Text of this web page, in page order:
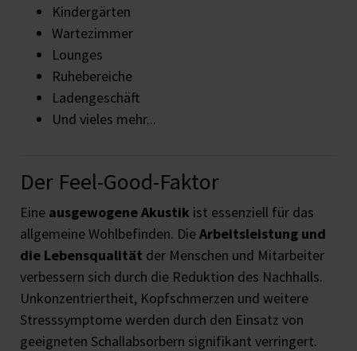
Kindergärten
Wartezimmer
Lounges
Ruhebereiche
Ladengeschäft
Und vieles mehr...
Der Feel-Good-Faktor
Eine ausgewogene Akustik ist essenziell für das
allgemeine Wohlbefinden. DieArbeitsleistung und
die Lebensqualität der Menschen und Mitarbeiter
verbessern sich durch die Reduktion des Nachhalls.
Unkonzentriertheit, Kopfschmerzen und weitere
Stresssymptome werden durch den Einsatz von
geeigneten Schallabsorbern signifikant verringert.